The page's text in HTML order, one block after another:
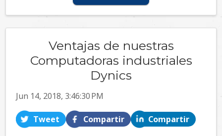
Ventajas de nuestras
Computadoras industriales
Dynics
Jun 14, 2018, 3:46:30 PM
Tweet Compartir Compartir